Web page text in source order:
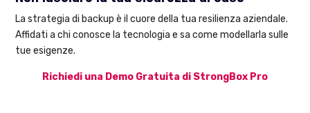
La strategia di backup è il cuore della tua resilienza aziendale.
Affidati a chi conosce la tecnologia e sa come modellarla sulle
tue esigenze.
Richiedi una Demo Gratuita di StrongBox Pro